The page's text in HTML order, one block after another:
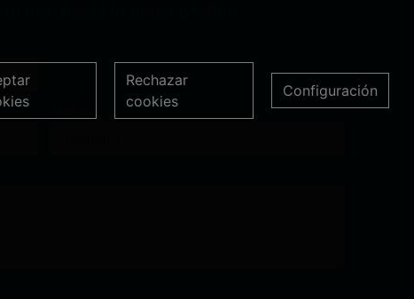
con usted lo antes posible.
Rechazar
cookies
Configuración